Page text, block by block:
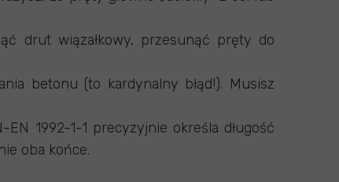
drut wiązałkowy, przesunąć pręty do
betonu (to kardynalny błąd!). Musisz
1992-1-1 precyzyjnie określa długość
oba końce.